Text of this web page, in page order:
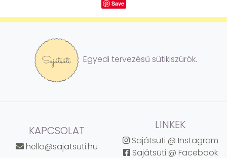
Save
Egyedi tervezésű sütikiszúrók.
KAPCSOLAT
hello@sajatsuti.hu
LINKEK
Sajátsüti @ Instagram
Sajátsüti @ Facebook